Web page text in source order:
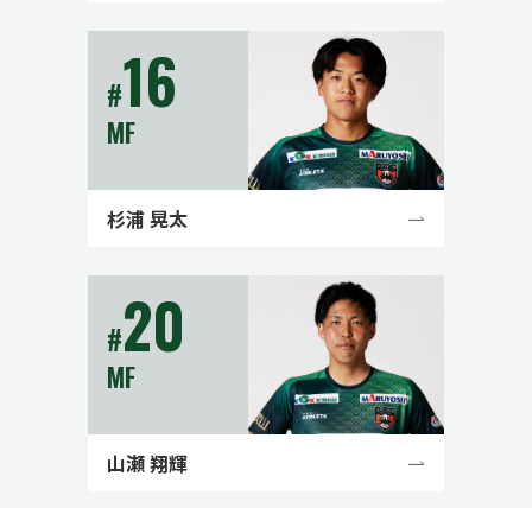
#16
MF
杉浦 晃太
#20
MF
山瀬 翔輝